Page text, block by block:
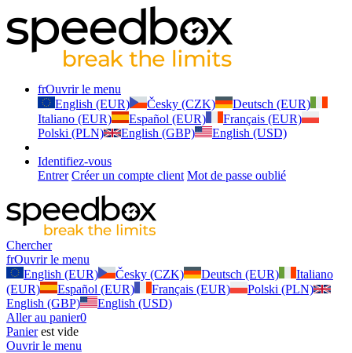
frOuvrir le menu
English (EUR)
Česky (CZK)
Deutsch (EUR)
Italiano (EUR)
Español (EUR)
Français (EUR)
Polski (PLN)
English (GBP) English (USD)
Identifiez-vous
Entrer Créer un compte client Mot de passe oublié
Chercher
frOuvrir le menu
English (EUR)
Česky (CZK) Deutsch (EUR)
Italiano
(EUR)
Español (EUR) Français (EUR)
Polski (PLN)
English (GBP)
English (USD)
Aller au panier0
Panierest vide
Ouvrir le menu